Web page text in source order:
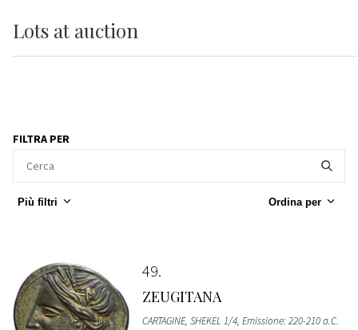
Lots at auction
FILTRA PER
Più filtri Ordina per
49
ZEUGITANA
CARTAGINE, SHEKEL 1/4, Emissione: 220-210 a.C.